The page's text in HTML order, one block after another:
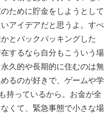
ために貯金をしようとして
アイデアだと思うよ。すべ
とバックパッキングした
するなら自分もこういう場
久的や長期的に住むのは無
るのが好きで、ゲームや学
持っているから。お金が全
くて、緊急事態で小さな場